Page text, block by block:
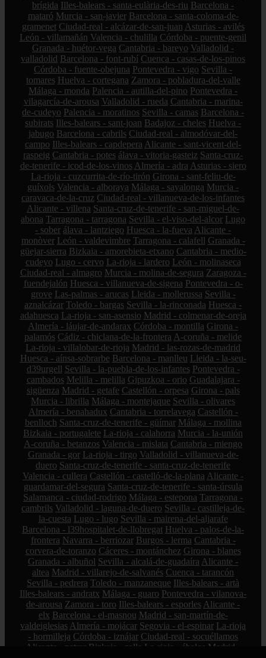
brígida Illes-balears - santa-eulària-des-riu Barcelona -
mataró Murcia - san-javier Barcelona - santa-coloma-de-
gramenet Ciudad-real - alcázar-de-san-juan Asturias - avilés
León - villamañán Valencia - chulilla Córdoba - puente-genil
Granada - huétor-vega Cantabria - bareyo Valladolid -
valladolid Barcelona - font-rubí Cuenca - casas-de-los-pinos
Córdoba - fuente-obejuna Pontevedra - vigo Sevilla -
tomares Huelva - cortegana Zamora - pobladura-del-valle
Málaga - monda Palencia - autilla-del-pino Pontevedra -
vilagarcía-de-arousa Valladolid - rueda Cantabria - marina-
de-cudeyo Palencia - moratinos Sevilla - camas Barcelona -
subirats Illes-balears - sant-joan Badajoz - cheles Huelva -
jabugo Barcelona - cabrils Ciudad-real - almodóvar-del-
campo Illes-balears - capdepera Alicante - sant-vicent-del-
raspeig Cantabria - potes álava - vitoria-gasteiz Santa-cruz-
de-tenerife - icod-de-los-vinos Almería - adra Asturias - siero
La-rioja - cuzcurrita-de-río-tirón Girona - sant-feliu-de-
guíxols Valencia - alboraya Málaga - sayalonga Murcia -
caravaca-de-la-cruz Ciudad-real - villanueva-de-los-infantes
Alicante - villena Santa-cruz-de-tenerife - san-miguel-de-
abona Tarragona - tarragona Sevilla - el-viso-del-alcor Lugo
- sober álava - lantziego Huesca - la-fueva Alicante -
monòver León - valdevimbre Tarragona - calafell Granada -
güejar-sierra Bizkaia - amorebieta-etxano Cantabria - medio-
cudeyo Lugo - cervo La-rioja - lardero León - molinaseca
Ciudad-real - almagro Murcia - molina-de-segura Zaragoza -
fuendejalón Huesca - villanueva-de-sigena Pontevedra - o-
grove Las-palmas - arucas Lleida - mollerussa Sevilla -
aznalcázar Toledo - bargas Sevilla - la-rinconada Huesca -
adahuesca La-rioja - san-asensio Madrid - colmenar-de-oreja
Almería - láujar-de-andarax Córdoba - montilla Girona -
palamós Cádiz - chiclana-de-la-frontera A-coruña - melide
La-rioja - villalobar-de-rioja Madrid - las-rozas-de-madrid
Huesca - aínsa-sobrarbe Barcelona - manlleu Lleida - la-seu-
d39urgell Sevilla - la-puebla-de-los-infantes Pontevedra -
cambados Melilla - melilla Gipuzkoa - orio Guadalajara -
sigüenza Madrid - getafe Castellón - orpesa Girona - pals
Murcia - librilla Málaga - montejaque Sevilla - olivares
Almería - benahadux Cantabria - torrelavega Castellón -
benlloch Santa-cruz-de-tenerife - güímar Málaga - mollina
Bizkaia - portugalete La-rioja - calahorra Murcia - la-unión
A-coruña - betanzos Valencia - mislata Cantabria - miengo
Granada - gor La-rioja - tirgo Valladolid - villanueva-de-
duero Santa-cruz-de-tenerife - santa-cruz-de-tenerife
Valencia - cullera Castellón - castelló-de-la-plana Alicante -
guardamar-del-segura Santa-cruz-de-tenerife - santa-úrsula
Salamanca - ciudad-rodrigo Málaga - estepona Tarragona -
cambrils Valladolid - laguna-de-duero Sevilla - castilleja-de-
la-cuesta Lugo - lugo Sevilla - mairena-del-aljarafe
Barcelona - l39hospitalet-de-llobregat Huelva - palos-de-la-
frontera Navarra - berriozar Burgos - lerma Cantabria -
corvera-de-toranzo Cáceres - montánchez Girona - blanes
Granada - albuñol Sevilla - alcalá-de-guadaíra Alicante -
altea Madrid - villarejo-de-salvanés Cuenca - tarancón
Sevilla - pedrera Toledo - manzaneque Illes-balears - artà
Illes-balears - andratx Málaga - guaro Pontevedra - vilanova-
de-arousa Zamora - toro Illes-balears - esporles Alicante -
elx Barcelona - el-masnou Madrid - san-martín-de-
valdeiglesias Almería - mojácar Segovia - el-espinar La-rioja
- hormilleja Córdoba - iznájar Ciudad-real - socuéllamos
Alicante - petrer Bizkaia - zalla La-rioja - ábalos Madrid -